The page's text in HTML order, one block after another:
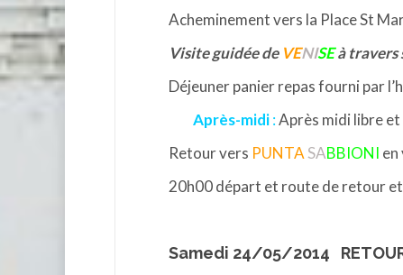
Acheminement vers la Place St
Visite guidée de VENISEà travers
Déjeuner panier repas fourni par
Après-midi:Après midi libre
Retour vers PUNTA SABBIONI
20h00 départ et route de retour
Samedi 24/05/2014